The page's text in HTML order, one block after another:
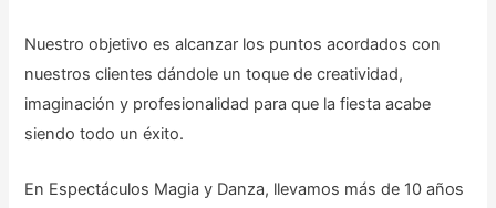
Nuestro objetivo es alcanzar los puntos acordados con
nuestros clientes dándole un toque de creatividad,
imaginación y profesionalidad para que la fiesta acabe
siendo todo un éxito.
En Espectáculos Magia y Danza, llevamos más de 10 años